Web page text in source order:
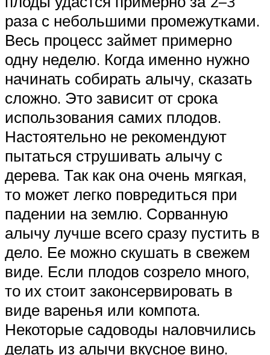
раза с небольшими промежутками.
Весь процесс займет примерно
одну неделю. Когда именно нужно
начинать собирать алычу, сказать
сложно. Это зависит от срока
использования самих плодов.
Настоятельно не рекомендуют
пытаться струшивать алычу с
дерева. Так как она очень мягкая,
то может легко повредиться при
падении на землю. Сорванную
алычу лучше всего сразу пустить в
дело. Ее можно скушать в свежем
виде. Если плодов созрело много,
то их стоит законсервировать в
виде варенья или компота.
Некоторые садоводы наловчились
делать из алычи вкусное вино.